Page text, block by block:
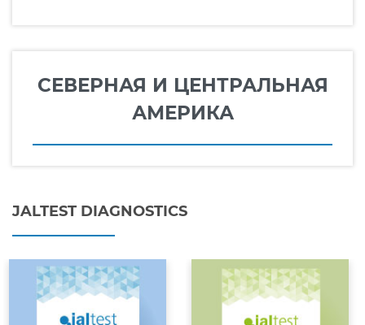
СЕВЕРНАЯ И ЦЕНТРАЛЬНАЯ
АМЕРИКА
JALTEST DIAGNOSTICS